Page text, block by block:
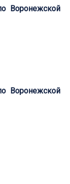
Воронежской
Воронежской